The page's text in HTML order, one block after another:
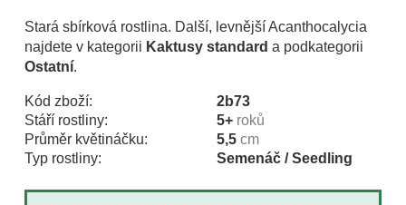
Stará sbírková rostlina. Další, levnější Acanthocalycia
najdete v kategorii Kaktusy standard a podkategorii
Ostatní.
Kód zboží:
2b73
Stáří rostliny:
5+ roků
Průměr květináčku:
5,5 cm
Typ rostliny:
Semenáč / Seedling